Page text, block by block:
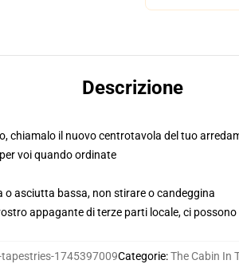
Descrizione
chiamalo il nuovo centrotavola del tuo
voi quando ordinate
asciutta bassa, non stirare o candeggina
appagante di terze parti locale, ci
tapestries-1745397009Categorie:The Cabin In